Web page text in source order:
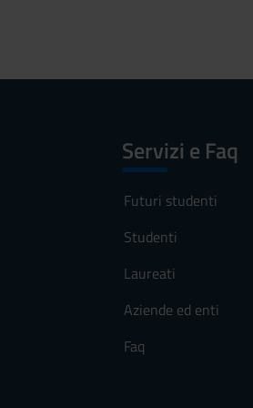
Servizi e Faq
Futuri studenti
Studenti
Laureati
Aziende ed enti
Faq